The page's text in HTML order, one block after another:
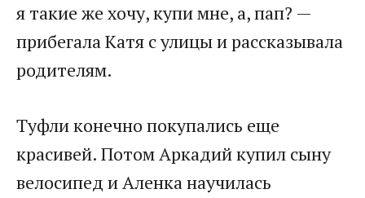
я такие же хочу, купи мне, а, пап? —
прибегала Катя с улицы и рассказывала
родителям.
Туфли конечно покупались еще
красивей. Потом Аркадий купил сыну
велосипед и Аленка научилась